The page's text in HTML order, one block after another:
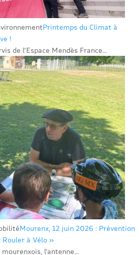
Printemps du Climat à
!
de l’Espace Mendès France...
Mourenx, 12 juin 2026 : Prévention
à Vélo »
l’antenne...